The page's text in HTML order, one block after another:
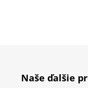
Naše ďalšie